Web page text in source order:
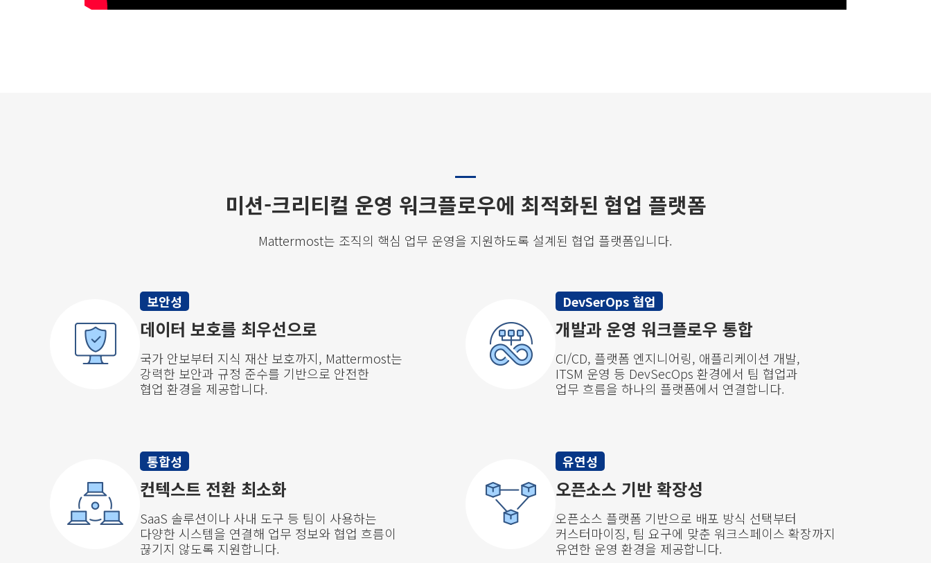
미션-크리티컬 운영 워크플로우에 최적화된 협업 플랫폼
Mattermost는 조직의 핵심 업무 운영을 지원하도록 설계된 협업 플랫폼입니다.
보안성
데이터 보호를 최우선으로
국가 안보부터 지식 재산 보호까지, Mattermost는
강력한 보안과 규정 준수를 기반으로 안전한
협업 환경을 제공합니다.
DevSerOps 협업
개발과 운영 워크플로우 통합
CI/CD, 플랫폼 엔지니어링, 애플리케이션 개발,
ITSM 운영 등 DevSecOps 환경에서 팀 협업과
업무 흐름을 하나의 플랫폼에서 연결합니다.
통합성
컨텍스트 전환 최소화
SaaS 솔루션이나 사내 도구 등 팀이 사용하는
다양한 시스템을 연결해 업무 정보와 협업 흐름이
끊기지 않도록 지원합니다.
유연성
오픈소스 기반 확장성
오픈소스 플랫폼 기반으로 배포 방식 선택부터
커스터마이징, 팀 요구에 맞춘 워크스페이스 확장까지
유연한 운영 환경을 제공합니다.